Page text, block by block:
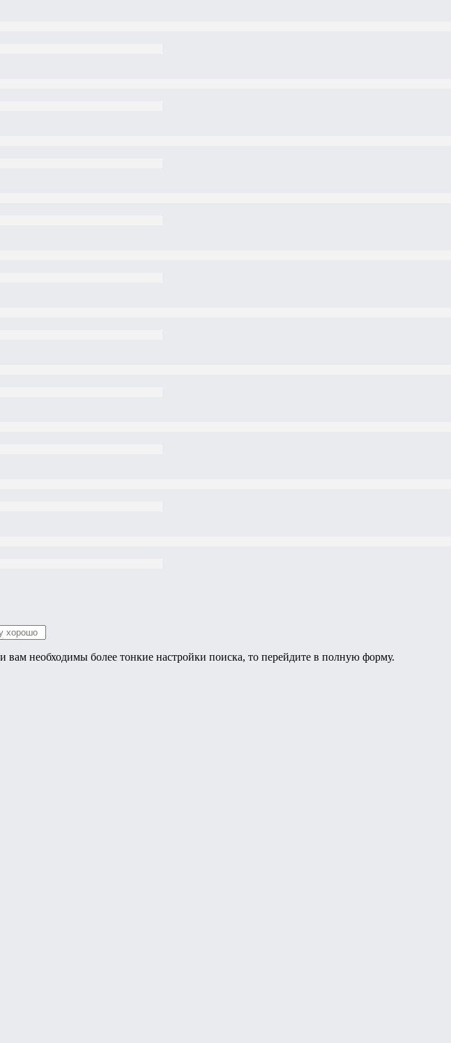
вам необходимы более тонкие настройки поиска, то перейдите в полную форму.